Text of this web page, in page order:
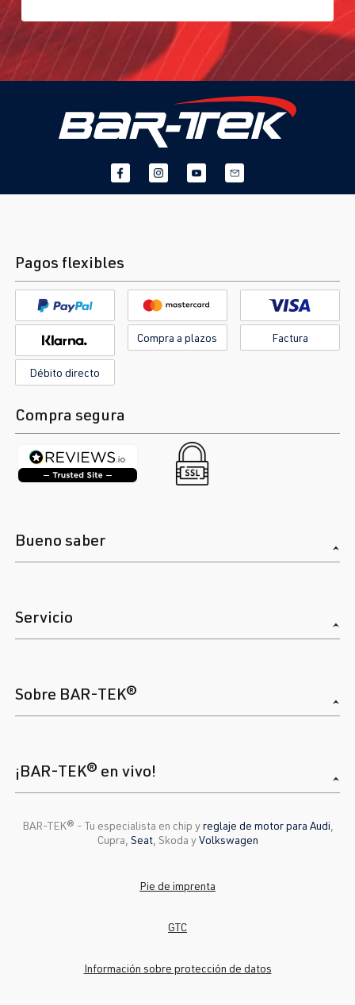
Pagos flexibles
Compra a plazos Factura
Débito directo
Compra segura
Bueno saber
Servicio
Sobre BAR-TEK®
¡BAR-TEK® en vivo!
BAR-TEK®️ - Tu especialista en chip yreglaje de motor para Audi
Cupra, Seat, Skoda yVolkswagen
Pie de imprenta
GTC
Información sobre protección de datos